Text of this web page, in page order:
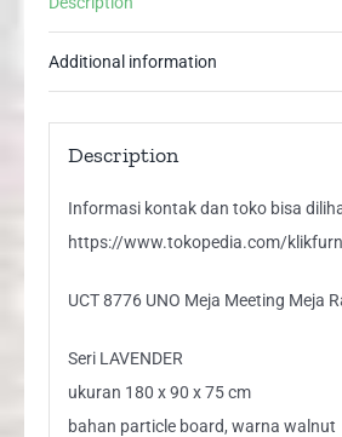
Elips
Additional information
Description
Informasi kontak dan toko bisa
https://www.tokopedia.com/
UCT 8776 UNO Meja Meeting Meja
Seri LAVENDER
ukuran 180 x 90 x 75 cm
bahan particle board, warna walnut